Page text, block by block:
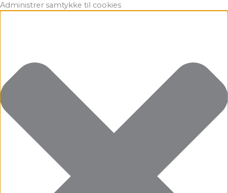
Administrer samtykke til cookies
Funktionsdygtig
Præferencer
Statistikker
Marketing
Gå
til